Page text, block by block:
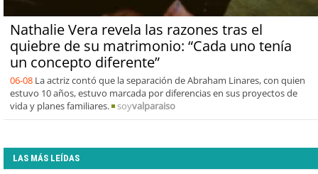
Nathalie Vera revela las razones tras el
quiebre de su matrimonio: “Cada uno tenía
un concepto diferente”
06-08 La actriz contó que la separación de Abraham Linares, con quien
estuvo 10 años, estuvo marcada por diferencias en sus proyectos de
vida y planes familiares.
soyvalparaiso
LAS MÁS LEÍDAS